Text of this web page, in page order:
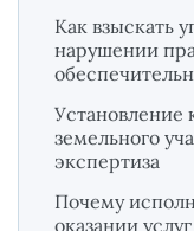
Как взыскать
нарушении
Установление
земельного
экспертиза
Почему
оказании